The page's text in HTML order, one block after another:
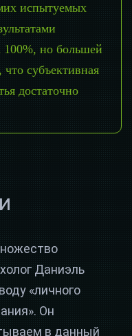
испытуемых
100%, но большей
субъективная
достаточно
Даниэль
«личного
Он
в данный